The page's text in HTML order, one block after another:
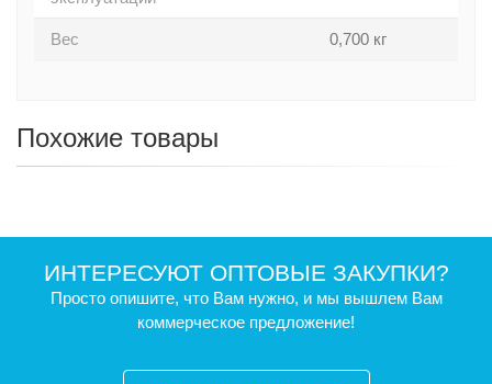
Вес 0,700 кг
Похожие товары
ИНТЕРЕСУЮТ ОПТОВЫЕ ЗАКУПКИ?
Просто опишите, что Вам нужно, и мы вышлем Вам
коммерческое предложение!